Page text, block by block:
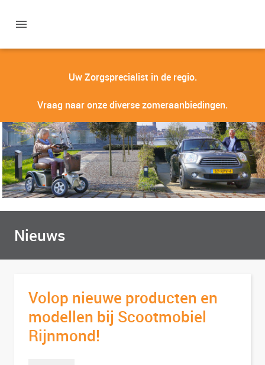
Uw Zorgsprecialist in de regio.
Vraag naar onze diverse zomeraanbiedingen.
Nieuws
Volop nieuwe producten en
modellen bij Scootmobiel
Rijnmond!